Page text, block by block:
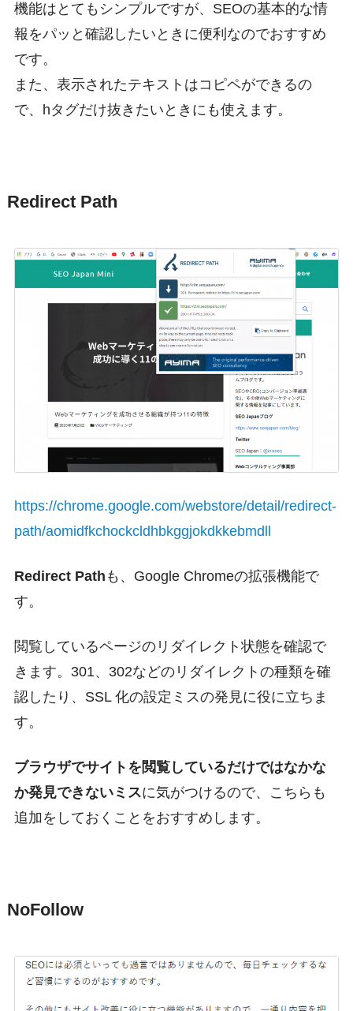
機能はとてもシンプルですが、SEOの基本的な情
報をパッと確認したいときに便利なのでおすすめ
です。
また、表示されたテキストはコピペができるの
で、hタグだけ抜きたいときにも使えます。
Redirect Path
https://chrome.google.com/webstore/detail/redirect-
path/aomidfkchockcldhbkggjokdkkebmdll
Redirect Path も、Google Chromeの拡張機能で
す。
閲覧しているページのリダイレクト状態を確認で
きます。301、302などのリダイレクトの種類を確
認したり、SSL 化の設定ミスの発見に役に立ちま
す。
ブラウザでサイトを閲覧しているだけではなかな
か発見できないミスに気がつけるので、こちらも
追加をしておくことをおすすめします。
NoFollow